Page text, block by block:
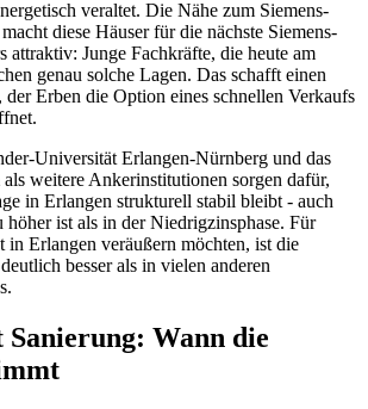
veraltet. Die Nähe zum Siemens-
diese Häuser für die nächste Siemens-
attraktiv: Junge Fachkräfte, die heute am
genau solche Lagen. Das schafft einen
Erben die Option eines schnellen Verkaufs
Universität Erlangen-Nürnberg und das
weitere Ankerinstitutionen sorgen dafür,
in Erlangen strukturell stabil bleibt - auch
höher ist als in der Niedrigzinsphase. Für
in Erlangen veräußern möchten, ist die
besser als in vielen anderen
Wann die